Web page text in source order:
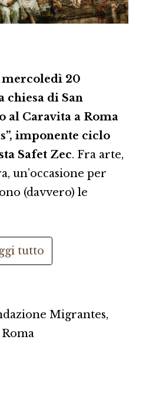
20
chiesa di San
al Caravita a Roma
imponente ciclo
Safet Zec. Fra arte,
un’occasione per
(davvero) le
tutto
Migrantes,
Roma